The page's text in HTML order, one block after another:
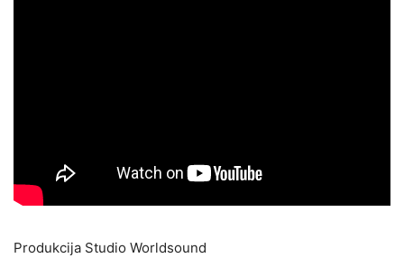
Produkcija Studio Worldsound